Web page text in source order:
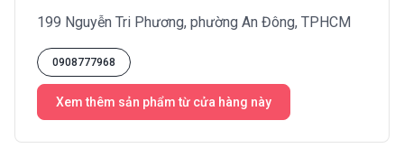
199 Nguyễn Tri Phương, phường An Đông, TPHCM
0908777968
Xem thêm sản phẩm từ cửa hàng này